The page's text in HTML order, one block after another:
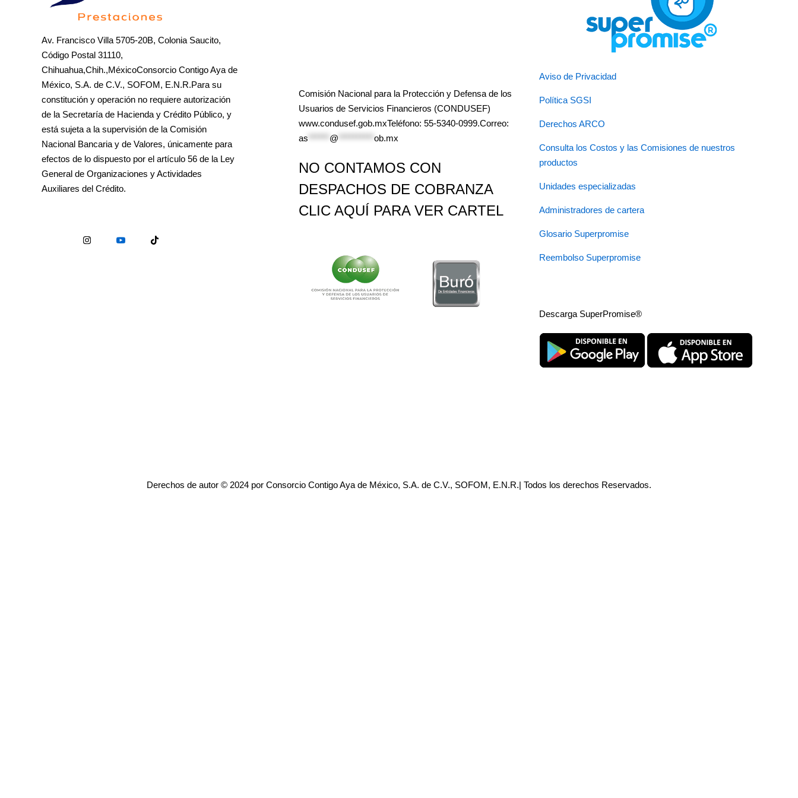
Av. Francisco Villa 5705-20B, Colonia Saucito,
Código Postal 31110,
Chihuahua,Chih.,MéxicoConsorcio Contigo Aya de
México, S.A. de C.V., SOFOM, E.N.R.Para su
constitución y operación no requiere autorización
de la Secretaría de Hacienda y Crédito Público, y
está sujeta a la supervisión de la Comisión
Nacional Bancaria y de Valores, únicamente para
efectos de lo dispuesto por el artículo 56 de la Ley
General de Organizaciones y Actividades
Auxiliares del Crédito.
Comisión Nacional para la Protección y Defensa de los
Usuarios de Servicios Financieros (CONDUSEF)
www.condusef.gob.mxTeléfono: 55-5340-0999.Correo:
as
@ ob.mx
NO CONTAMOS CON
DESPACHOS DE COBRANZA
CLIC AQUÍ PARA VER CARTEL
Aviso de Privacidad
Política SGSI
Derechos ARCO
Consulta los Costos y las Comisiones de nuestros
productos
Unidades especializadas
Administradores de cartera
Glosario Superpromise
Reembolso Superpromise
Descarga SuperPromise®
Derechos de autor © 2024 por Consorcio Contigo Aya de México, S.A. de C.V., SOFOM, E.N.R.| Todos los derechos Reservados.